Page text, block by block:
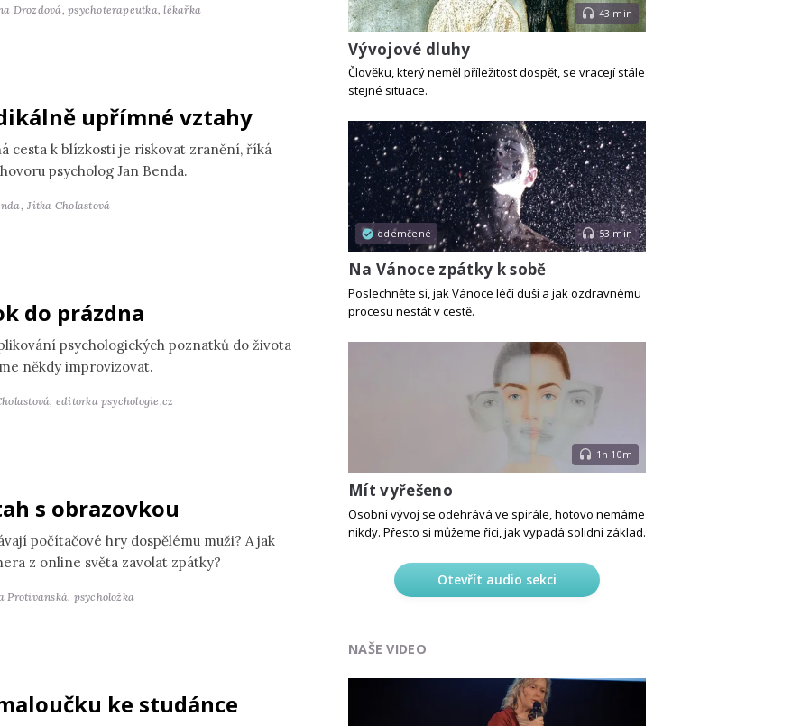
Drozdová,psychoterapeutka, lékařka
upřímné vztahy
cesta k blízkosti je riskovat zranění, říká
psycholog Jan Benda.
Jitka Cholastová
do prázdna
psychologických poznatků do života
někdy improvizovat.
editorka psychologie.cz
s obrazovkou
počítačové hry dospělému muži? A jak
z online světa zavolat zpátky?
Protivanská, psycholožka
ke studánce
43 min
Vývojové dluhy
Člověku, který neměl příležitost dospět, se vracejí stále
stejné situace.
odemčené 53 min
Na Vánoce zpátky k sobě
Poslechněte si, jak Vánoce léčí duši a jak ozdravnému
procesu nestát v cestě.
1h 10m
Mít vyřešeno
Osobní vývoj se odehrává ve spirále, hotovo nemáme
nikdy. Přesto si můžeme říci, jak vypadá solidní základ.
Otevřít audio sekci
NAŠE VIDEO